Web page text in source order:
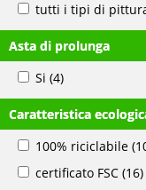
tutti i tipi di
Asta di prolunga
Si (4)
Caratteristica
100% riciclabile
certificato FSC (16)